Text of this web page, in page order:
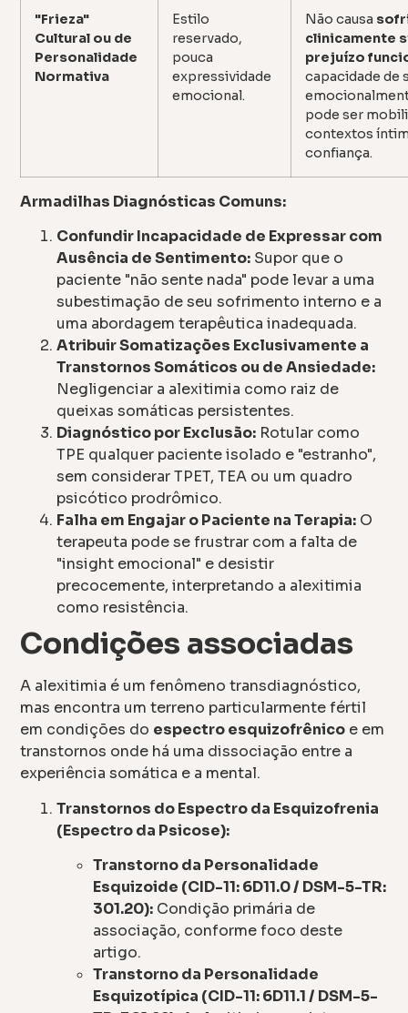
"Frieza"
Cultural ou de
Personalidade
Normativa
Estilo
reservado,
pouca
expressividade
emocional.
Não causa
clinicamente
prejuízo
capacidade de
pode ser
contextos
confiança.
Armadilhas Diagnósticas Comuns:
Confundir Incapacidade de Expressar com
Ausência de Sentimento: Supor que o
paciente "não sente nada" pode levar a uma
subestimação de seu sofrimento interno e a
uma abordagem terapêutica inadequada.
Atribuir Somatizações Exclusivamente a
Transtornos Somáticos ou de Ansiedade:
Negligenciar a alexitimia como raiz de
queixas somáticas persistentes.
Diagnóstico por Exclusão: Rotular como
TPE qualquer paciente isolado e "estranho",
sem considerar TPET, TEA ou um quadro
psicótico prodrômico.
Falha em Engajar o Paciente na Terapia: O
terapeuta pode se frustrar com a falta de
"insight emocional" e desistir
precocemente, interpretando a alexitimia
como resistência.
Condições associadas
A alexitimia é um fenômeno transdiagnóstico,
mas encontra um terreno particularmente fértil
em condições do espectro esquizofrênico e em
transtornos onde há uma dissociação entre a
experiência somática e a mental.
Transtornos do Espectro da Esquizofrenia
(Espectro da Psicose):
Transtorno da Personalidade
Esquizoide (CID-11: 6D11.0 / DSM-5-TR:
301.20): Condição primária de
associação, conforme foco deste
artigo.
Transtorno da Personalidade
Esquizotípica (CID-11: 6D11.1 / DSM-5-